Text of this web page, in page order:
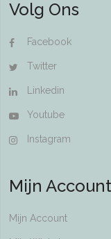
Volg Ons
Facebook
Twitter
Linkedin
Youtube
Instagram
Mijn Account
Mijn Account